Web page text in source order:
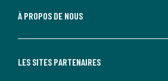
À PROPOS DE NOUS
LES SITES PARTENAIRES